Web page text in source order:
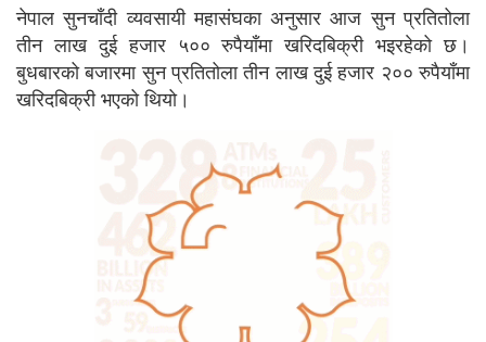
नेपाल सुनचाँदी व्यवसायी महासंघका अनुसार आज सुन प्रतितोला
तीन लाख दुई हजार ५०० रुपैयाँमा खरिदबिक्री भइरहेको छ।
बुधबारको बजारमा सुन प्रतितोला तीन लाख दुई हजार २०० रुपैयाँमा
खरिदबिक्री भएको थियो।